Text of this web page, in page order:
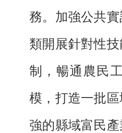
務。加強公共
類開展針對性
制，暢通農民
模，打造一批
強的縣域富民